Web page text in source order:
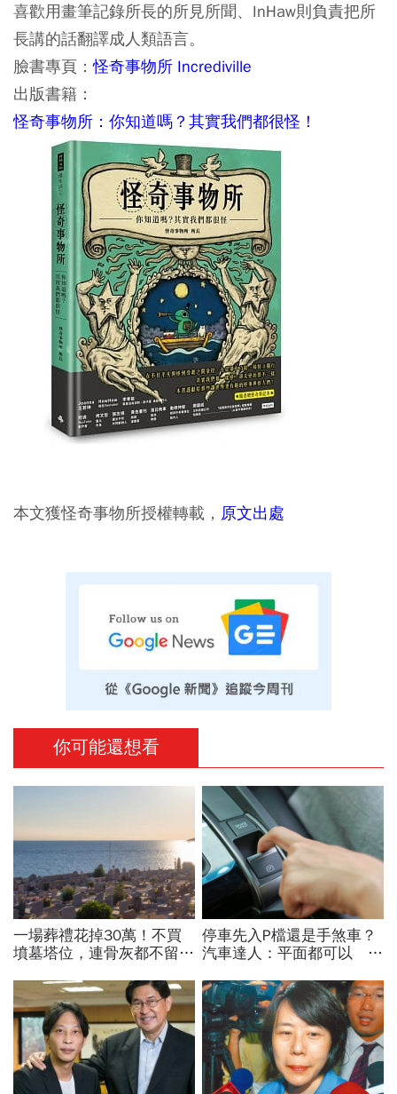
喜歡用畫筆記錄所長的所見所聞、InHaw則負責把所
長講的話翻譯成人類語言。
臉書專頁：怪奇事物所 Incrediville
出版書籍：
怪奇事物所：你知道嗎？其實我們都很怪！
本文獲怪奇事物所授權轉載， 原文出處
你可能還想看
一場葬禮花掉30萬！不買
墳墓塔位，連骨灰都不留的
地的重擔解放
停車先入P檔還是手煞車？
汽車達人：平面都可以 斜